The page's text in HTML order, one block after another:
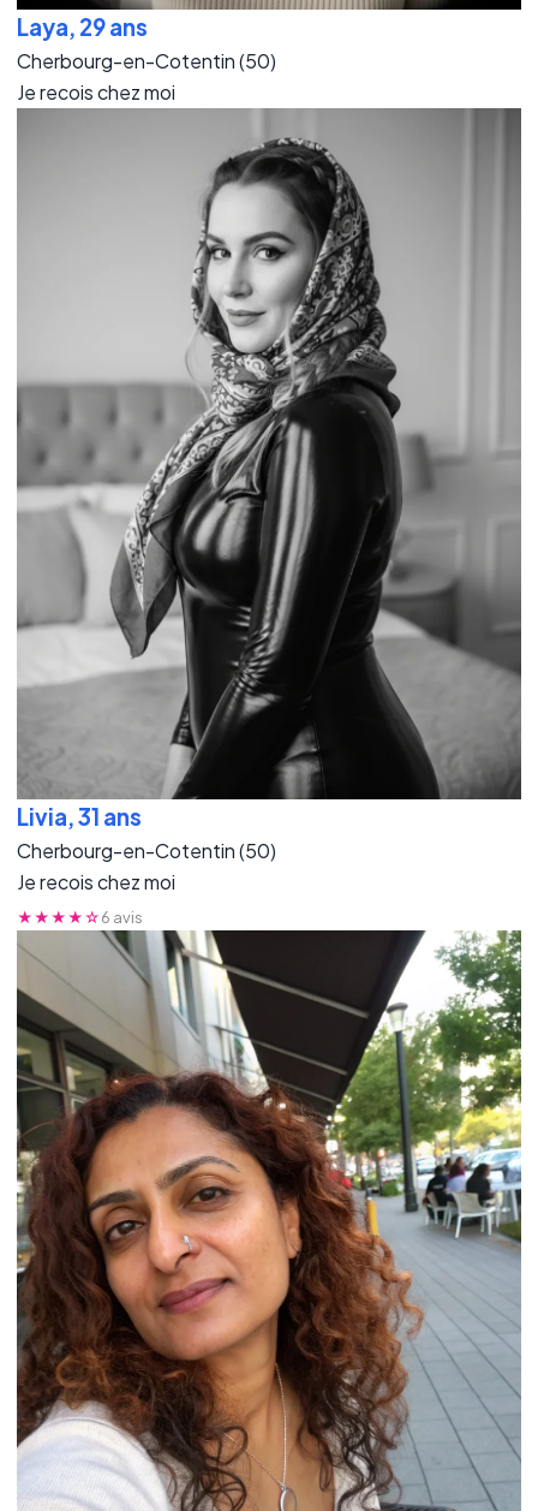
Laya, 29 ans
Cherbourg-en-Cotentin (50)
Je recois chez moi
Livia, 31 ans
Cherbourg-en-Cotentin (50)
Je recois chez moi
★★★★☆6 avis